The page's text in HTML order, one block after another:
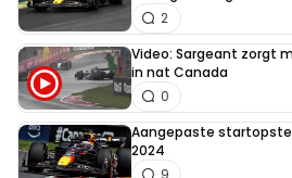
2
Video: Sargeant zorgt
in nat Canada
0
Aangepaste
2024
9